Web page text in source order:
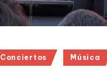
Conciertos Música